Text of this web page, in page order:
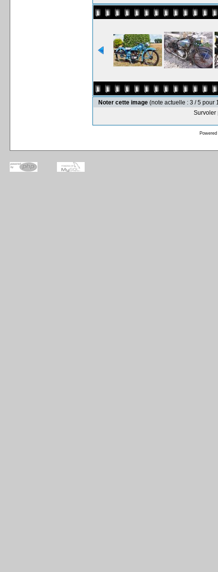
Noter cette image (note actuelle : 3 / 5 pour
Survoler